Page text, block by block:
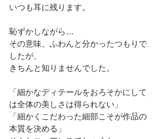
いつも耳に残ります。
恥ずかしながら…
その意味、ふわんと分かったつもりで
したが、
きちんと知りませんでした。
「細かなディテールをおろそかにして
は全体の美しさは得られない」
「細かくこだわった細部こそが作品の
本質を決める」